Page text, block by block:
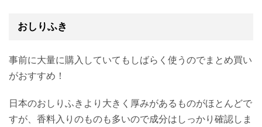
おしりふき
事前に大量に購入していてもしばらく使うのでまとめ買い
がおすすめ！
日本のおしりふきより大きく厚みがあるものがほとんどで
すが、香料入りのものも多いので成分はしっかり確認しま